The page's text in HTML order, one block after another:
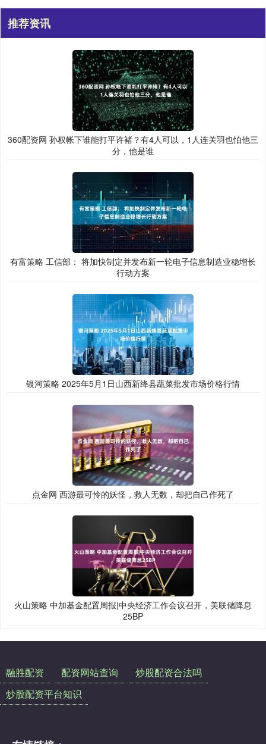
推荐资讯
360配资网 孙权帐下谁能打平许褚？有4人可以，1人连关羽也怕他三
分，他是谁
有富策略 工信部： 将加快制定并发布新一轮电子信息制造业稳增长
行动方案
银河策略 2025年5月1日山西新绛县蔬菜批发市场价格行情
点金网 西游最可怜的妖怪，救人无数，却把自己作死了
火山策略 中加基金配置周报|中央经济工作会议召开，美联储降息
25BP
融胜配资 配资网站查询
炒股配资合法吗
炒股配资平台知识